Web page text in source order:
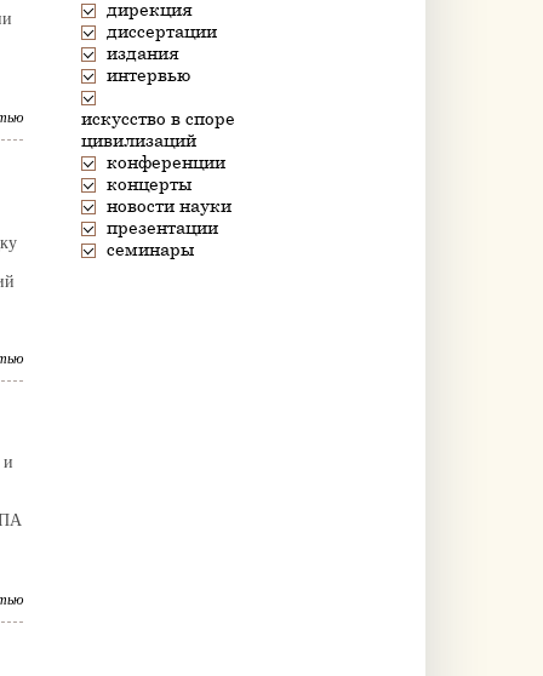
дирекция
диссертации
издания
интервью
искусство в споре
цивилизаций
конференции
концерты
новости науки
презентации
семинары
и